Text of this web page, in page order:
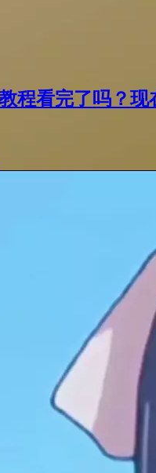
程看完了吗？